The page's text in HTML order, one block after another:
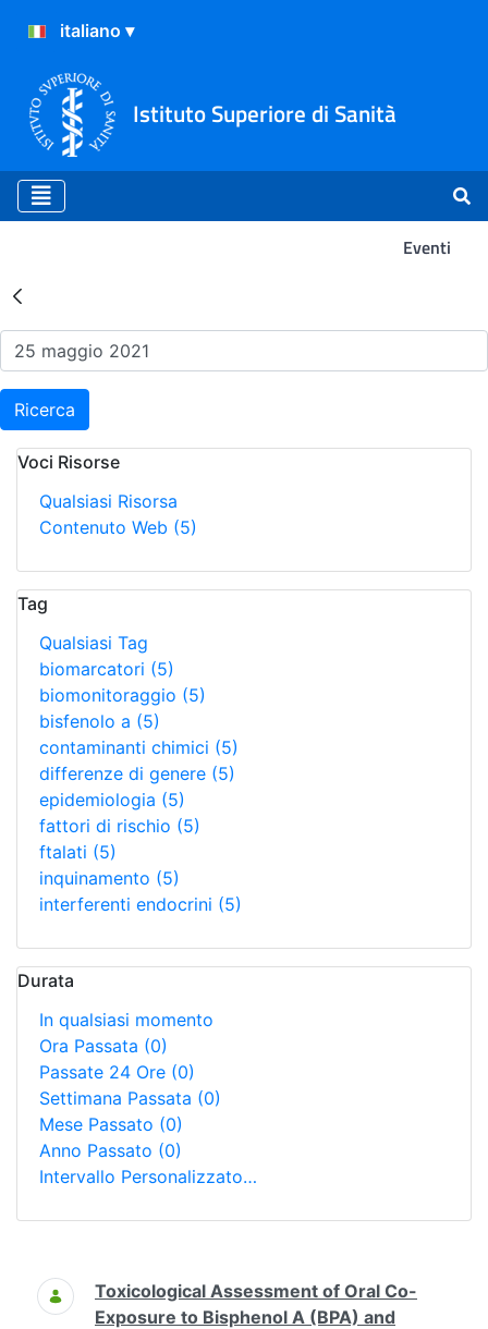
Istituto Superiore di Sanità
Eventi
Risultati della Ricerca -
Ricerca
Voci Risorse
Qualsiasi Risorsa
Contenuto Web (5)
Tag
Qualsiasi Tag
biomarcatori (5)
biomonitoraggio (5)
bisfenolo a (5)
contaminanti chimici (5)
differenze di genere (5)
epidemiologia (5)
fattori di rischio (5)
ftalati (5)
inquinamento (5)
interferenti endocrini (5)
Durata
In qualsiasi momento
Ora Passata (0)
Passate 24 Ore (0)
Settimana Passata (0)
Mese Passato (0)
Anno Passato (0)
Intervallo Personalizzato…
Ricerca
Toxicological Assessment of Oral Co-
Exposure to Bisphenol A (BPA) and